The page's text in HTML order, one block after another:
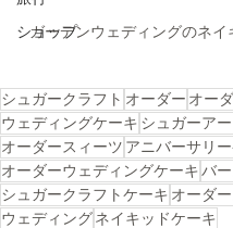
ショップ
ガーデンウェディングのネイ
シュガークラフト オーダー オー
ウェディングケーキ シュガーアー
オーダースィーツ アニバーサリ
オーダーウェディングケーキ バ
シュガークラフトケーキ オーダ
ウェディングネイキッドケーキ